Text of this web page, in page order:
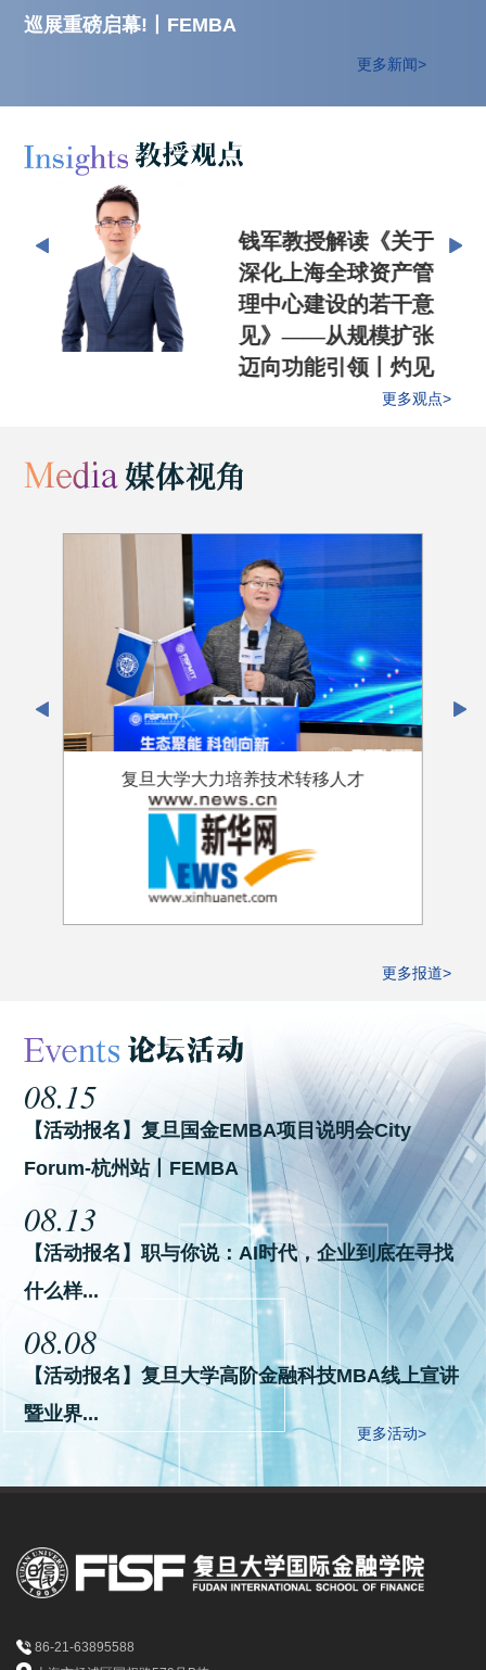
巡展重磅启幕!丨FEMBA
更多新闻>
钱军教授解读《关于
深化上海全球资产管
理中心建设的若干意
见》——从规模扩张
迈向功能引领丨灼见
更多观点>
复旦大学大力培养技术转移人才
更多报道>
08.15
【活动报名】复旦国金EMBA项目说明会City
Forum-杭州站丨FEMBA
08.13
【活动报名】职与你说：AI时代，企业到底在寻找
什么样...
08.08
【活动报名】复旦大学高阶金融科技MBA线上宣讲
暨业界...
更多活动>
86-21-63895588